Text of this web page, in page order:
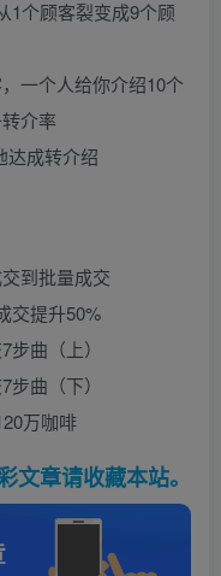
1个顾客裂变成9个顾
一个人给你介绍10个
介率
达成转介绍
到批量成交
交提升50%
曲（上）
曲（下）
万咖啡
文章请收藏本站。